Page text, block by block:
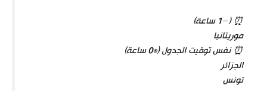
⏰ (−1 ساعة)
موريتانيا
⏰ نفس توقيت الجدول (±0 ساعة)
الجزائر
تونس